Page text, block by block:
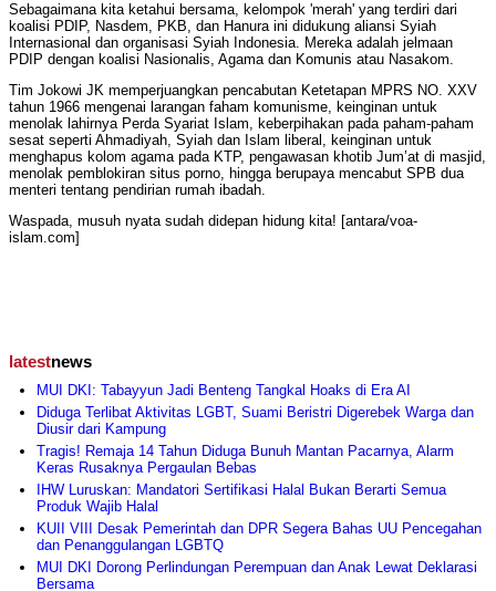
Sebagaimana kita ketahui bersama, kelompok 'merah' yang terdiri dari
koalisi PDIP, Nasdem, PKB, dan Hanura ini didukung aliansi Syiah
Internasional dan organisasi Syiah Indonesia. Mereka adalah jelmaan
PDIP dengan koalisi Nasionalis, Agama dan Komunis atau Nasakom.
Tim Jokowi JK memperjuangkan pencabutan Ketetapan MPRS NO. XXV
tahun 1966 mengenai larangan faham komunisme, keinginan untuk
menolak lahirnya Perda Syariat Islam, keberpihakan pada paham-paham
sesat seperti Ahmadiyah, Syiah dan Islam liberal, keinginan untuk
menghapus kolom agama pada KTP, pengawasan khotib Jum’at di masjid,
menolak pemblokiran situs porno, hingga berupaya mencabut SPB dua
menteri tentang pendirian rumah ibadah.
Waspada, musuh nyata sudah didepan hidung kita! [antara/voa-
islam.com]
latestnews
MUI DKI: Tabayyun Jadi Benteng Tangkal Hoaks di Era AI
Diduga Terlibat Aktivitas LGBT, Suami Beristri Digerebek Warga dan
Diusir dari Kampung
Tragis! Remaja 14 Tahun Diduga Bunuh Mantan Pacarnya, Alarm
Keras Rusaknya Pergaulan Bebas
IHW Luruskan: Mandatori Sertifikasi Halal Bukan Berarti Semua
Produk Wajib Halal
KUII VIII Desak Pemerintah dan DPR Segera Bahas UU Pencegahan
dan Penanggulangan LGBTQ
MUI DKI Dorong Perlindungan Perempuan dan Anak Lewat Deklarasi
Bersama